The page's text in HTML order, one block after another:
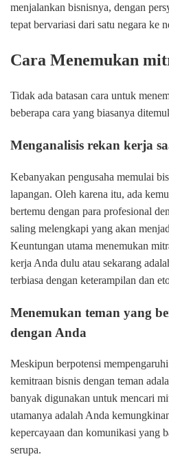
menjalankan bisnisnya, dengan
tepat bervariasi dari satu negara ke
Cara Menemukan
Tidak ada batasan cara untuk
beberapa cara yang biasanya
Menganalisis rekan kerja
Kebanyakan pengusaha memulai
lapangan. Oleh karena itu, ada
bertemu dengan para profesional
saling melengkapi yang akan
Keuntungan utama menemukan
kerja Anda dulu atau sekarang
terbiasa dengan keterampilan dan
Menemukan teman yang
dengan Anda
Meskipun berpotensi
kemitraan bisnis dengan teman
banyak digunakan untuk mencari
utamanya adalah Anda
kepercayaan dan komunikasi yang
serupa.